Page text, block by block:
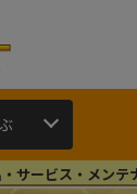
サービス・メン